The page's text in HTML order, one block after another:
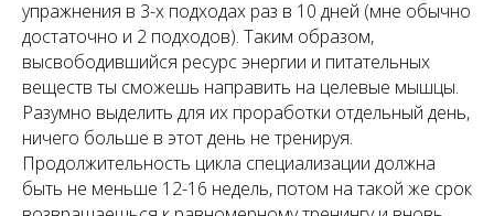
упражнения в 3-х подходах раз в 10 дней (мне обычно
достаточно и 2 подходов). Таким образом,
высвободившийся ресурс энергии и питательных
веществ ты сможешь направить на целевые мышцы.
Разумно выделить для их проработки отдельный день,
ничего больше в этот день не тренируя.
Продолжительность цикла специализации должна
быть не меньше 12-16 недель, потом на такой же срок